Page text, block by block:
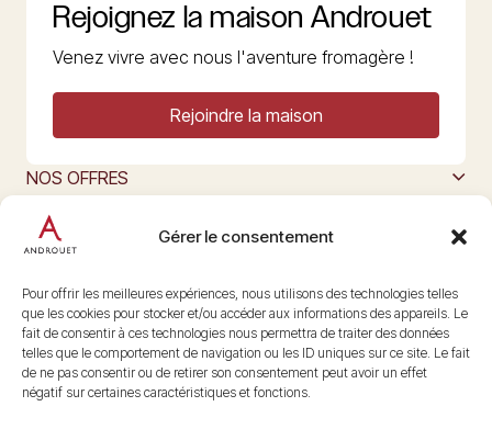
Gérer le consentement
Pour offrir les meilleures expériences, nous utilisons des technologies telles
que les cookies pour stocker et/ou accéder aux informations des appareils. Le
fait de consentir à ces technologies nous permettra de traiter des données
telles que le comportement de navigation ou les ID uniques sur ce site. Le fait
de ne pas consentir ou de retirer son consentement peut avoir un effet
négatif sur certaines caractéristiques et fonctions.
Rejoignez la maison Androuet
Venez vivre avec nous l'aventure fromagère !
Rejoindre la maison
NOS OFFRES
L’ART DU FROMAGE
Nous suivre
@maisonandrouet
Copyright © 2026 Androuet
Site parMake the Grade